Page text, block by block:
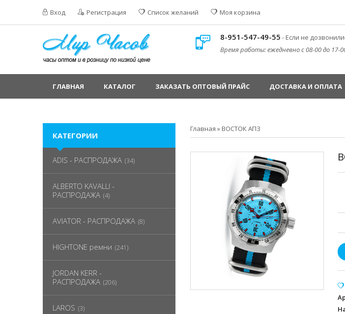
Вход Регистрация Список желаний Моя корзина
8-951-547-49-55 - Если не
Время работы: ежедневно с 08-00 до 17-
ГЛАВНАЯ КАТАЛОГ ЗАКАЗАТЬ ОПТОВЫЙ ПРАЙС ДОСТАВКА И ОПЛАТА
Главная » ВОСТОК АПЗ
КАТЕГОРИИ
ADIS - РАСПРОДАЖА (34)
ALBERTO KAVALLI -
РАСПРОДАЖА (4)
AVIATOR - РАСПРОДАЖА (8)
HIGHTONE ремни (241)
JORDAN KERR -
РАСПРОДАЖА (206)
LAROS (3)